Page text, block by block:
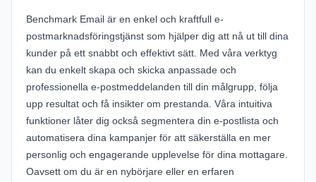
Benchmark Email är en enkel och kraftfull e-
postmarknadsföringstjänst som hjälper dig att nå ut till dina
kunder på ett snabbt och effektivt sätt. Med våra verktyg
kan du enkelt skapa och skicka anpassade och
professionella e-postmeddelanden till din målgrupp, följa
upp resultat och få insikter om prestanda. Våra intuitiva
funktioner låter dig också segmentera din e-postlista och
automatisera dina kampanjer för att säkerställa en mer
personlig och engagerande upplevelse för dina mottagare.
Oavsett om du är en nybörjare eller en erfaren